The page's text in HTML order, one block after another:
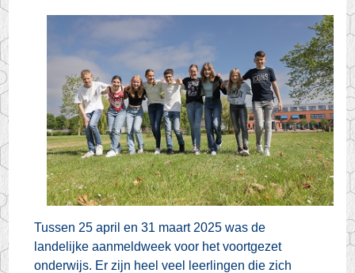
Tussen 25 april en 31 maart 2025 was de
landelijke aanmeldweek voor het voortgezet
onderwijs. Er zijn heel veel leerlingen die zich